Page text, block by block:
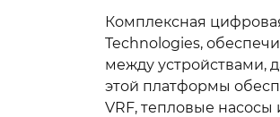
Комплексная
Technologies,
между устройствами,
этой платформы
VRF, тепловые